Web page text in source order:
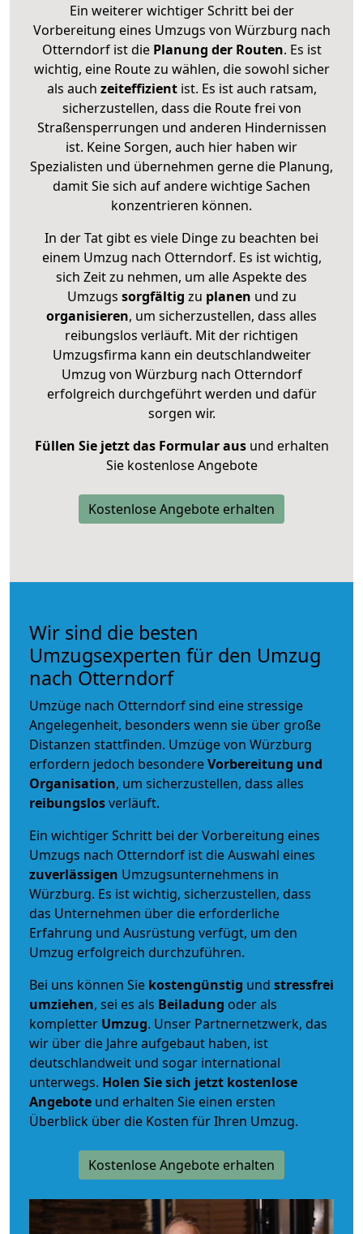
Ein weiterer wichtiger Schritt bei der
Vorbereitung eines Umzugs von Würzburg nach
Otterndorf ist diePlanung der Routen. Es ist
wichtig, eine Route zu wählen, die sowohl sicher
als auch zeiteffizientist. Es ist auch ratsam,
sicherzustellen, dass die Route frei von
Straßensperrungen und anderen Hindernissen
ist. Keine Sorgen, auch hier haben wir
Spezialisten und übernehmen gerne die Planung,
damit Sie sich auf andere wichtige Sachen
konzentrieren können.
In der Tat gibt es viele Dinge zu beachten bei
einem Umzug nach Otterndorf. Es ist wichtig,
sich Zeit zu nehmen, um alle Aspekte des
Umzugs sorgfältig zu planen und zu
organisieren, um sicherzustellen, dass alles
reibungslos verläuft. Mit der richtigen
Umzugsfirma kann ein deutschlandweiter
Umzug von Würzburg nach Otterndorf
erfolgreich durchgeführt werden und dafür
sorgen wir.
Füllen Sie jetzt das Formular ausund erhalten
Sie kostenlose Angebote
Kostenlose Angebote erhalten
Wir sind die besten
Umzugsexperten für den Umzug
nach Otterndorf
Umzüge nach Otterndorf sind eine stressige
Angelegenheit, besonders wenn sie über große
Distanzen stattfinden. Umzüge von Würzburg
erfordern jedoch besondereVorbereitung und
Organisation, um sicherzustellen, dass alles
reibungslosverläuft.
Ein wichtiger Schritt bei der Vorbereitung eines
Umzugs nach Otterndorf ist die Auswahl eines
zuverlässigen Umzugsunternehmens in
Würzburg. Es ist wichtig, sicherzustellen, dass
das Unternehmen über die erforderliche
Erfahrung und Ausrüstung verfügt, um den
Umzug erfolgreich durchzuführen.
Bei uns können Sie kostengünstig und stressfrei
umziehen, sei es als Beiladung oder als
kompletter Umzug. Unser Partnernetzwerk, das
wir über die Jahre aufgebaut haben, ist
deutschlandweit und sogar international
unterwegs. Holen Sie sich jetzt kostenlose
Angebote und erhalten Sie einen ersten
Überblick über die Kosten für Ihren Umzug.
Kostenlose Angebote erhalten